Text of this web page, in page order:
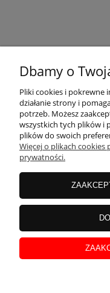
Dbamy o
Pliki cookies i pokrewne
działanie strony i
potrzeb. Możesz
wszystkich tych plików i
plików do swoich
Więcej o plikach cookies
prywatności.